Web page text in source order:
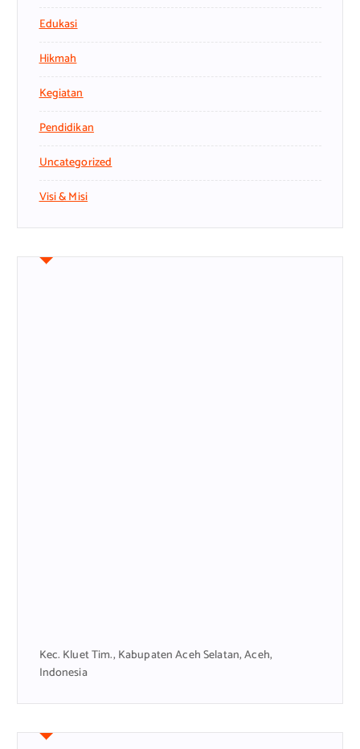
Edukasi
Hikmah
Kegiatan
Pendidikan
Uncategorized
Visi & Misi
Kec. Kluet Tim., Kabupaten Aceh Selatan, Aceh,
Indonesia